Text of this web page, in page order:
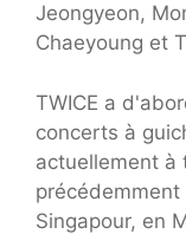
Jeongyeon,
Chaeyoung et
TWICE a
concerts à
actuellement à
précédemment
Singapour, en